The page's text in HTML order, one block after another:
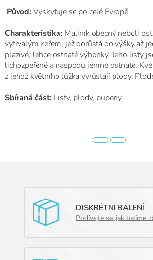
Původ:Vyskytuje se po celé Evropě
Charakteristika: Maliník obecný neboli
vytrvalým keřem, jež dorůstá do výšky až
plazivé, lehce ostnaté výhonky. Jeho listy
lichozpeřené a naspodu jemně ostnaté.
z jehož květního lůžka vyrůstají plody.
Sbíraná část: Listy, plody, pupeny
DISKRÉTNÍ BALENÍ
Podívejte se, jak balíme